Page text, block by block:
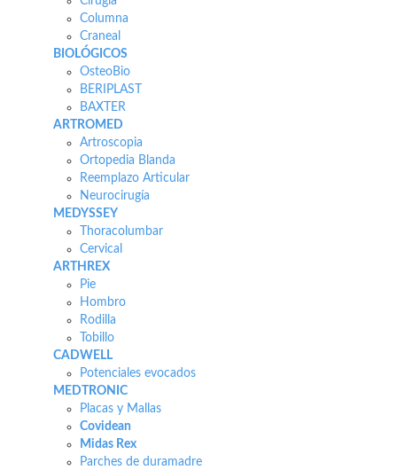
Columna
Craneal
BIOLÓGICOS
OsteoBio
BERIPLAST
BAXTER
ARTROMED
Artroscopia
Ortopedia Blanda
Reemplazo Articular
Neurocirugía
MEDYSSEY
Thoracolumbar
Cervical
ARTHREX
Pie
Hombro
Rodilla
Tobillo
CADWELL
Potenciales evocados
MEDTRONIC
Placas y Mallas
Covidean
Midas Rex
Parches de duramadre